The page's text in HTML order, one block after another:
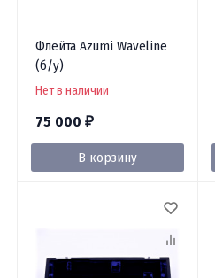
Флейта Azumi Waveline
(б/у)
Нет в наличии
75 000 ₽
В корзину